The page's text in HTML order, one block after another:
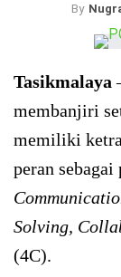
By
Tasikmalaya
membanjiri
memiliki
peran
Solving,
(4C).